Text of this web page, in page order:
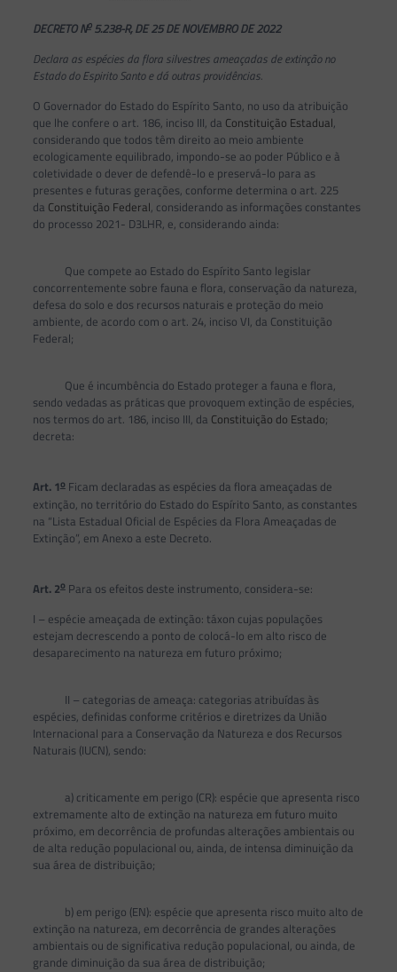
DECRETO No5.238-R, DE 25 DE NOVEMBRO DE 2022
Declara as espécies da flora silvestres ameaçadas de extinção no
Estado do Espirito Santo e dá outras providências.
O Governador do Estado do Espírito Santo, no uso da atribuição
que lhe confere o art. 186, inciso III, da Constituição Estadual,
considerando que todos têm direito ao meio ambiente
ecologicamente equilibrado, impondo-se ao poder Público e à
coletividade o dever de defendê-lo e preservá-lo para as
presentes e futuras gerações, conforme determina o art. 225
da Constituição Federal, considerando as informações constantes
do processo 2021- D3LHR, e, considerando ainda:
Que compete ao Estado do Espírito Santo legislar
concorrentemente sobre fauna e flora, conservação da natureza,
defesa do solo e dos recursos naturais e proteção do meio
ambiente, de acordo com o art. 24, inciso VI, da Constituição
Federal;
Que é incumbência do Estado proteger a fauna e flora,
sendo vedadas as práticas que provoquem extinção de espécies,
nos termos do art. 186, inciso III, da Constituição do Estado;
decreta:
Art. 1oFicam declaradas as espécies da flora ameaçadas de
extinção, no território do Estado do Espírito Santo, as constantes
na “Lista Estadual Oficial de Espécies da Flora Ameaçadas de
Extinção”, em Anexo a este Decreto.
Art. 2oPara os efeitos deste instrumento, considera-se:
I – espécie ameaçada de extinção: táxon cujas populações
estejam decrescendo a ponto de colocá-lo em alto risco de
desaparecimento na natureza em futuro próximo;
II – categorias de ameaça: categorias atribuídas às
espécies, definidas conforme critérios e diretrizes da União
Internacional para a Conservação da Natureza e dos Recursos
Naturais (IUCN), sendo:
a) criticamente em perigo (CR): espécie que apresenta risco
extremamente alto de extinção na natureza em futuro muito
próximo, em decorrência de profundas alterações ambientais ou
de alta redução populacional ou, ainda, de intensa diminuição da
sua área de distribuição;
b) em perigo (EN): espécie que apresenta risco muito alto de
extinção na natureza, em decorrência de grandes alterações
ambientais ou de significativa redução populacional, ou ainda, de
grande diminuição da sua área de distribuição;